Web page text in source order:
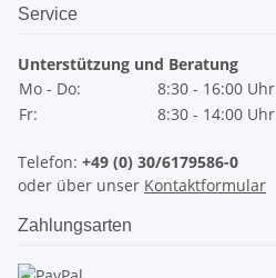
Service
Unterstützung und Beratung
Mo - Do:
8:30 - 16:00 Uhr
Fr:
8:30 - 14:00 Uhr
Telefon: +49 (0) 30/6179586-0
oder über unser Kontaktformular
Zahlungsarten